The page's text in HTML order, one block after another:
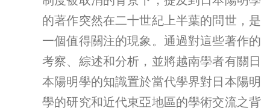
的著作突然在二十世紀上半葉的問世，是
一個值得關注的現象。通過對這些著作的
考察、綜述和分析，並將越南學者有關日
本陽明學的知識置於當代學界對日本陽明
學的研究和近代東亞地區的學術交流之背